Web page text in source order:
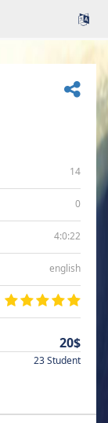
14
0
4:0:22
english
20$
23 Student